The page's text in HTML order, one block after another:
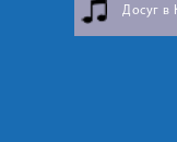
Досуг в